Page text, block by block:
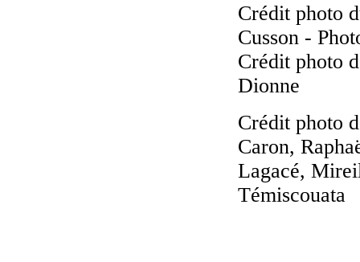
Crédit photo
Cusson -
Crédit photo
Dionne
Crédit photo
Caron,
Lagacé,
Témiscouata